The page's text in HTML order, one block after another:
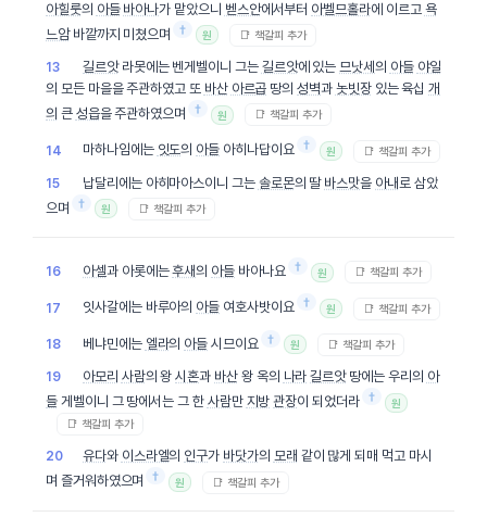
아힐룻의 아들 바아나가 맡았으니 벧스안에서부터 아벨므홀라에 이르고 욕
느암바깥까지 미쳤으며 † 원 📑 책갈피 추가
13 길르앗라못에는 벤게벨이니 그는 길르앗에 있는 므낫세 의 아들 야일
의 모든 마을을 주관하였고 또 바산 아르곱 땅의성벽과 놋빗장있는 육십개
의 큰 성읍을 주관하였으며 † 원 📑 책갈피 추가
14 마하나임에는 잇도의 아들 아히나답이요 † 원 📑 책갈피 추가
15 납달리에는 아히마아스이니 그는 솔로몬의 딸 바스맛을 아내 로 삼았
으며
† 원 📑 책갈피 추가
16 아셀과 아롯에는후새의 아들 바아나요 † 원 📑 책갈피 추가
17 잇사갈에는 바루아의 아들 여호사밧이요 † 원 📑 책갈피 추가
18 베냐민에는 엘라의 아들 시므이요 † 원 📑 책갈피 추가
19 아모리 사람의 왕시혼과 바산왕 옥의 나라 길르앗땅에는 우리의 아
들게벨이니 그 땅에서는 그 한 사람만 지방 관장이 되었더라 † 원
📑 책갈피 추가
20 유다와 이스라엘의 인구가 바닷가의 모래 같이 많게 되매 먹고 마시
며 즐거워하였으며
† 원 📑 책갈피 추가